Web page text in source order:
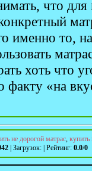
что для
именно то,
хоть что
факту «на
не дорогой матрас, купить
Загрузок: Рейтинг: 0.0/0